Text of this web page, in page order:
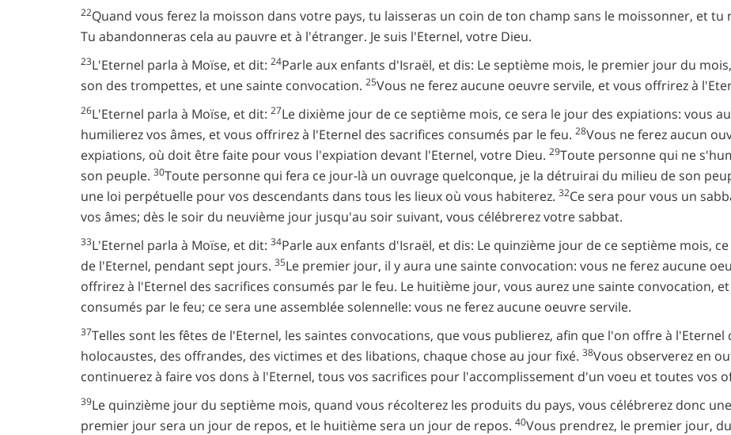
22Quand vous ferez la moisson dans votre pays, tu laisseras un coin de ton champ sans le moissonner, et tu
Tu abandonneras cela au pauvre et à l'étranger. Je suis l'Eternel, votre Dieu.
23L'Eternel parla à Moïse, et dit: 24Parle aux enfants d'Israël, et dis: Le septième mois, le premier jour du
son des trompettes, et une sainte convocation. 25Vous ne ferez aucune oeuvre servile, et vous offrirez à
26L'Eternel parla à Moïse, et dit: 27Le dixième jour de ce septième mois, ce sera le jour des expiations: vous
humilierez vos âmes, et vous offrirez à l'Eternel des sacrifices consumés par le feu. 28Vous ne ferez aucun
expiations, où doit être faite pour vous l'expiation devant l'Eternel, votre Dieu. 29Toute personne qui ne
son peuple. 30Toute personne qui fera ce jour-là un ouvrage quelconque, je la détruirai du milieu de son
une loi perpétuelle pour vos descendants dans tous les lieux où vous habiterez. 32Ce sera pour vous un
vos âmes; dès le soir du neuvième jour jusqu'au soir suivant, vous célébrerez votre sabbat.
33L'Eternel parla à Moïse, et dit: 34Parle aux enfants d'Israël, et dis: Le quinzième jour de ce septième mois,
de l'Eternel, pendant sept jours. 35Le premier jour, il y aura une sainte convocation: vous ne ferez aucune
offrirez à l'Eternel des sacrifices consumés par le feu. Le huitième jour, vous aurez une sainte convocation,
consumés par le feu; ce sera une assemblée solennelle: vous ne ferez aucune oeuvre servile.
37Telles sont les fêtes de l'Eternel, les saintes convocations, que vous publierez, afin que l'on offre à l'Eternel
holocaustes, des offrandes, des victimes et des libations, chaque chose au jour fixé. 38Vous observerez en
continuerez à faire vos dons à l'Eternel, tous vos sacrifices pour l'accomplissement d'un voeu et toutes vos
39Le quinzième jour du septième mois, quand vous récolterez les produits du pays, vous célébrerez donc
premier jour sera un jour de repos, et le huitième sera un jour de repos. 40Vous prendrez, le premier jour,